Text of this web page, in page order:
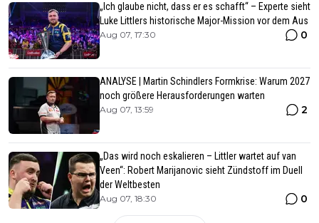
„Ich glaube nicht, dass er es schafft“ – Experte sieht
Luke Littlers historische Major-Mission vor dem Aus
Aug 07, 17:30 0
ANALYSE | Martin Schindlers Formkrise: Warum 2027
noch größere Herausforderungen warten
Aug 07, 13:59 2
„Das wird noch eskalieren – Littler wartet auf van
Veen“: Robert Marijanovic sieht Zündstoff im Duell
der Weltbesten
Aug 07, 18:30 0